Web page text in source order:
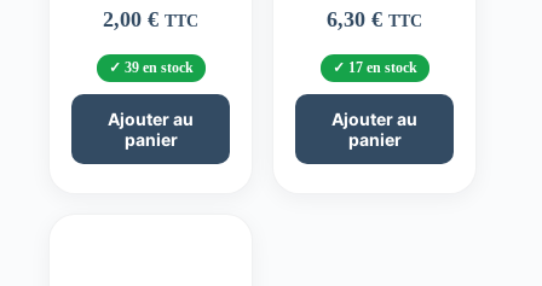
2,00€ TTC
39 en stock
Ajouter au
panier
6,30€ TTC
17 en stock
Ajouter au
panier